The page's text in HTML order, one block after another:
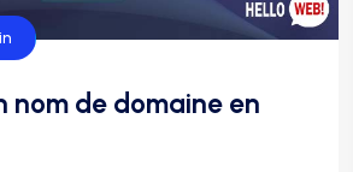
nom de domaine en